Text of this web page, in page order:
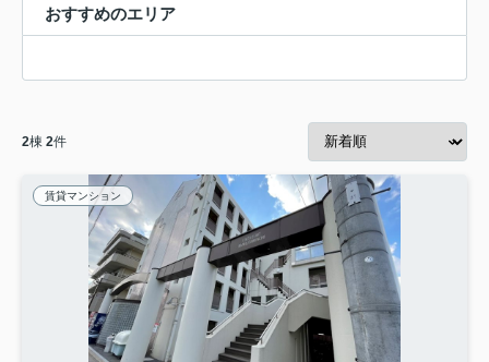
おすすめのエリア
2棟 2件
賃貸マンション